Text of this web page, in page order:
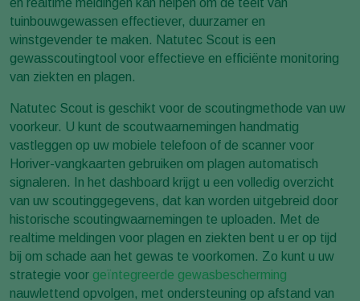
tuinbouwgewassen effectiever, duurzamer en
winstgevender te maken. Natutec Scout is een
gewasscoutingtool voor effectieve en efficiënte monitoring
van ziekten en plagen.
Natutec Scout is geschikt voor de scoutingmethode van uw
voorkeur. U kunt de scoutwaarnemingen handmatig
vastleggen op uw mobiele telefoon of de scanner voor
Horiver-vangkaarten gebruiken om plagen automatisch
signaleren. In het dashboard krijgt u een volledig overzicht
van uw scoutinggegevens, dat kan worden uitgebreid door
historische scoutingwaarnemingen te uploaden. Met de
realtime meldingen voor plagen en ziekten bent u er op tijd
bij om schade aan het gewas te voorkomen. Zo kunt u uw
strategie voor geïntegreerde gewasbescherming
nauwlettend opvolgen, met ondersteuning op afstand van